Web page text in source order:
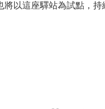
以這座驛站為試點，